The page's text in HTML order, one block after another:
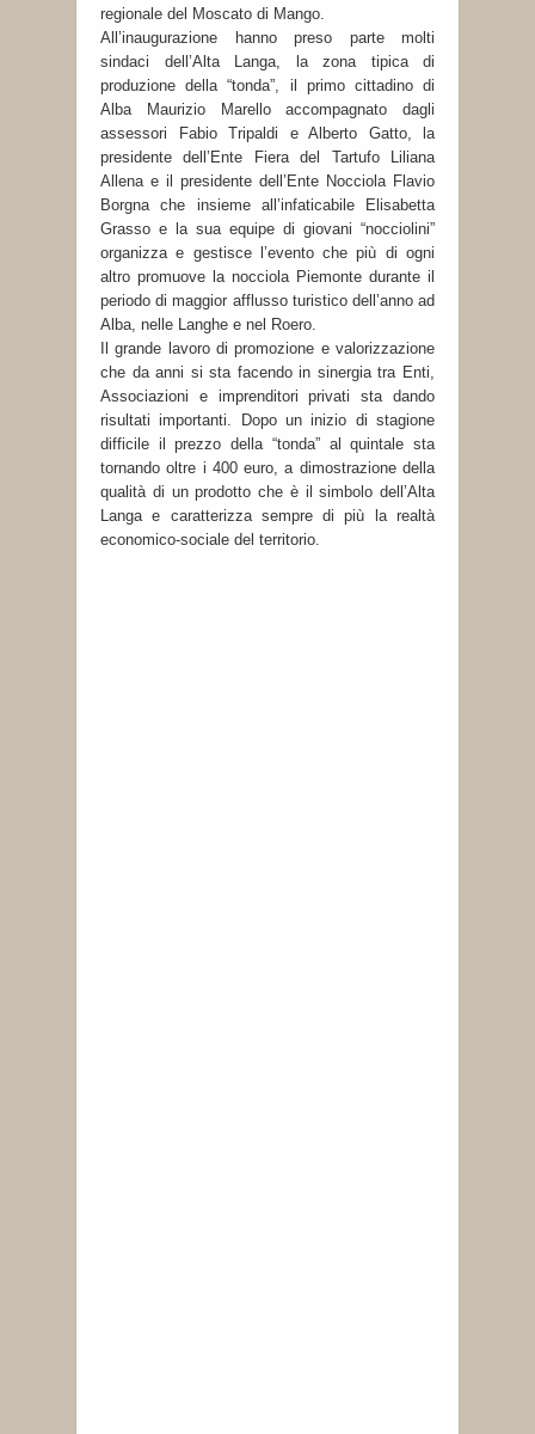
regionale del Moscato di Mango.
All’inaugurazione hanno preso parte molti
sindaci dell’Alta Langa, la zona tipica di
produzione della “tonda”, il primo cittadino di
Alba Maurizio Marello accompagnato dagli
assessori Fabio Tripaldi e Alberto Gatto, la
presidente dell’Ente Fiera del Tartufo Liliana
Allena e il presidente dell’Ente Nocciola Flavio
Borgna che insieme all’infaticabile Elisabetta
Grasso e la sua equipe di giovani “nocciolini”
organizza e gestisce l’evento che più di ogni
altro promuove la nocciola Piemonte durante il
periodo di maggior afflusso turistico dell’anno ad
Alba, nelle Langhe e nel Roero.
Il grande lavoro di promozione e valorizzazione
che da anni si sta facendo in sinergia tra Enti,
Associazioni e imprenditori privati sta dando
risultati importanti. Dopo un inizio di stagione
difficile il prezzo della “tonda” al quintale sta
tornando oltre i 400 euro, a dimostrazione della
qualità di un prodotto che è il simbolo dell’Alta
Langa e caratterizza sempre di più la realtà
economico-sociale del territorio.